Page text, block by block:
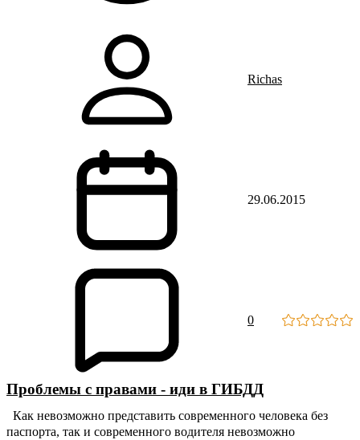
Richas
29.06.2015
0
Проблемы с правами - иди в ГИБДД
Как невозможно представить современного человека без
паспорта, так и современного водителя невозможно